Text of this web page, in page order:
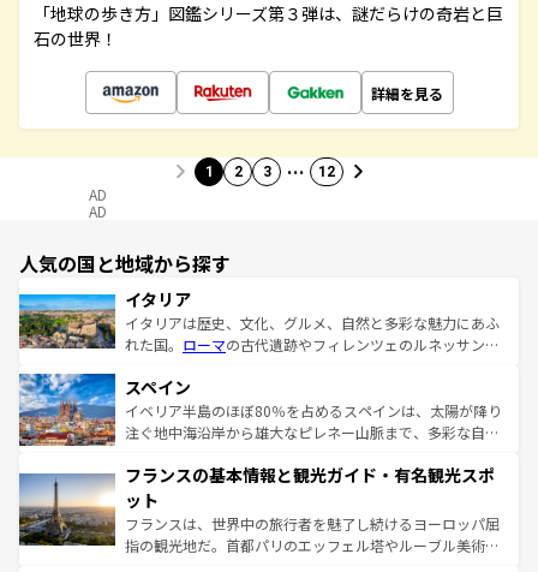
「地球の歩き方」図鑑シリーズ第３弾は、謎だらけの奇岩と巨
石の世界！
詳細を見る
1 2 3 … 12
AD
AD
人気の国と地域から探す
イタリア
イタリアは歴史、文化、グルメ、自然と多彩な魅力にあふ
れた国。 ローマの古代遺跡やフィレンツェのルネッサンス
ろん、トスカーナの美しい田園風景やアマルフィ海岸の絶
景など、自然景観も見逃せない。観光の合間には、本場の
ピザやパスタなど、絶品のイタリア料理を堪能することも
ませてくれるイタリアで、忘れられない旅をしてみよう！
なお、新着のイタリア情報は
しい。
スペイン
イベリア半島のほぼ80％を占めるスペインは、太陽が降り
注ぐ地中海沿岸から雄大なピレネー山脈まで、多彩な自然
文化が根付くこの国では、情熱的なフラメンコ、熱気あふ
れる闘牛、そして美味しいタパスが生活の一部となってい
る。首都マドリードの洗練された雰囲気や、バルセロナの
アートに溢れた街角から、地方では古代ローマ遺跡や中世
フランスの基本情報と観光ガイド・有名観光スポ
ット
フランスは、世界中の旅行者を魅了し続けるヨーロッパ屈
指の観光地だ。首都パリのエッフェル塔やルーブル美術館